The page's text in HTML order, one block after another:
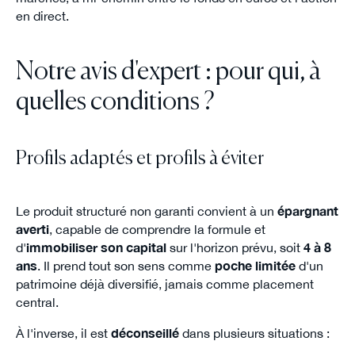
en direct.
Notre avis d'expert : pour qui, à
quelles conditions ?
Profils adaptés et profils à éviter
Le produit structuré non garanti convient à un épargnant
averti, capable de comprendre la formule et
d'immobiliser son capitalsur l'horizon prévu, soit 4 à 8
ans. Il prend tout son sens comme poche limitéed'un
patrimoine déjà diversifié, jamais comme placement
central.
À l'inverse, il est déconseillédans plusieurs situations :